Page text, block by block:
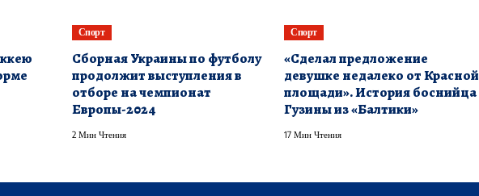
Спорт
Сборная Украины по футболу
продолжит выступления в
отборе на чемпионат
Европы-2024
2 Мин Чтения
Спорт
«Сделал предложение
девушке недалеко от Красной
площади». История боснийца
Гузины из «Балтики»
17 Мин Чтения